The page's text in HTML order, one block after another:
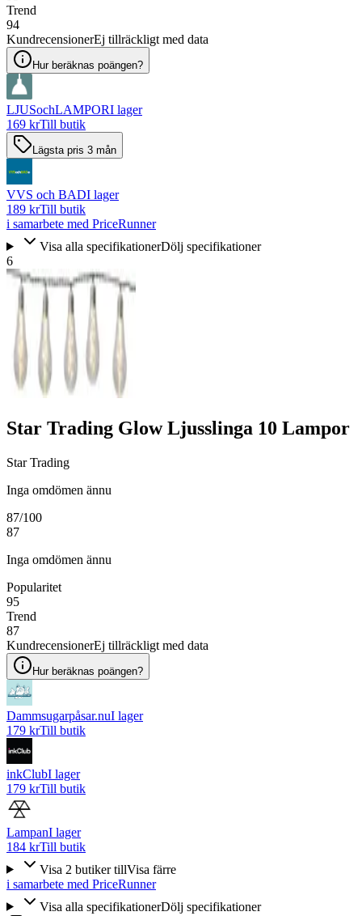
Trend
94
KundrecensionerEj tillräckligt med data
Hur beräknas poängen?
LJUSochLAMPORI lager
169 krTill butik
Lägsta pris 3 mån
VVS och BADI lager
189 krTill butik
i samarbete med PriceRunner
Visa alla specifikationerDölj specifikationer
6
Star Trading Glow Ljusslinga 10 Lampor
Star Trading
Inga omdömen ännu
87/100
87
Inga omdömen ännu
Popularitet
95
Trend
87
KundrecensionerEj tillräckligt med data
Hur beräknas poängen?
Dammsugarpåsar.nuI lager
179 krTill butik
inkClubI lager
179 krTill butik
LampanI lager
184 krTill butik
Visa 2 butiker tillVisa färre
i samarbete med PriceRunner
Visa alla specifikationerDölj specifikationer